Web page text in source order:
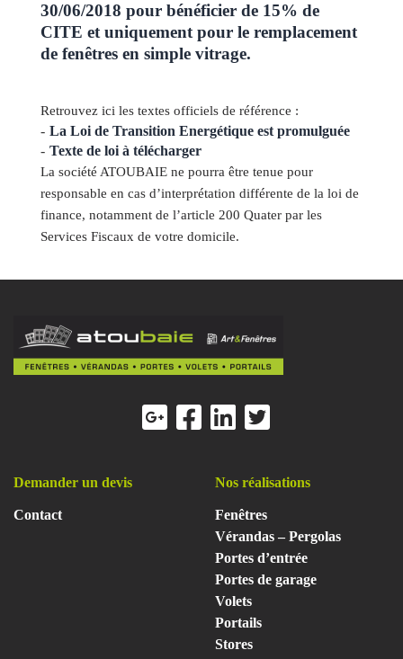
30/06/2018 pour bénéficier de 15% de
CITE et uniquement pour le remplacement
de fenêtres en simple vitrage.
Retrouvez ici les textes officiels de référence :
La Loi de Transition Energétique est promulguée
Texte de loi à télécharger
La société ATOUBAIE ne pourra être tenue pour
responsable en cas d’interprétation différente de la loi de
finance, notamment de l’article 200 Quater par les
Services Fiscaux de votre domicile.
Demander un devis
Contact
Nos réalisations
Fenêtres
Vérandas – Pergolas
Portes d’entrée
Portes de garage
Volets
Portails
Stores